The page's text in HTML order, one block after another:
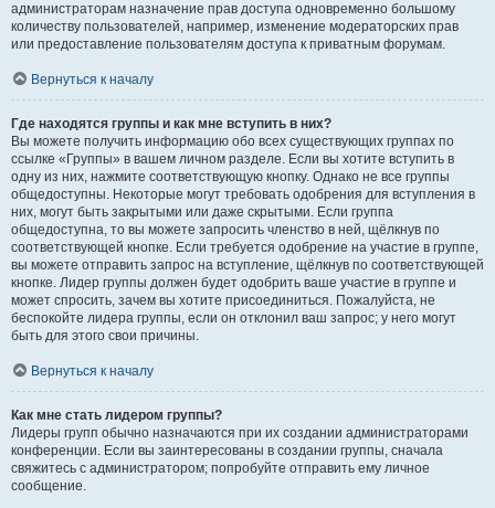
администраторам назначение прав доступа одновременно большому
количеству пользователей, например, изменение модераторских прав
или предоставление пользователям доступа к приватным форумам.
Вернуться к началу
Где находятся группы и как мне вступить в них?
Вы можете получить информацию обо всех существующих группах по
ссылке «Группы» в вашем личном разделе. Если вы хотите вступить в
одну из них, нажмите соответствующую кнопку. Однако не все группы
общедоступны. Некоторые могут требовать одобрения для вступления в
них, могут быть закрытыми или даже скрытыми. Если группа
общедоступна, то вы можете запросить членство в ней, щёлкнув по
соответствующей кнопке. Если требуется одобрение на участие в группе,
вы можете отправить запрос на вступление, щёлкнув по соответствующей
кнопке. Лидер группы должен будет одобрить ваше участие в группе и
может спросить, зачем вы хотите присоединиться. Пожалуйста, не
беспокойте лидера группы, если он отклонил ваш запрос; у него могут
быть для этого свои причины.
Вернуться к началу
Как мне стать лидером группы?
Лидеры групп обычно назначаются при их создании администраторами
конференции. Если вы заинтересованы в создании группы, сначала
свяжитесь с администратором; попробуйте отправить ему личное
сообщение.